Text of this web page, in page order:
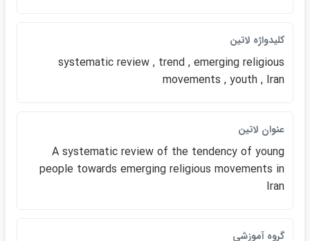
كليدواژه لاتين
systematic review , trend , emerging religious
movements , youth , Iran
عنوان لاتين
A systematic review of the tendency of young
people towards emerging religious movements in
Iran
گروه آموزشي